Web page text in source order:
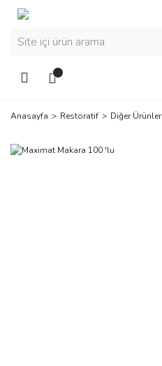
Anasayfa Restoratif Diğer Ürünler